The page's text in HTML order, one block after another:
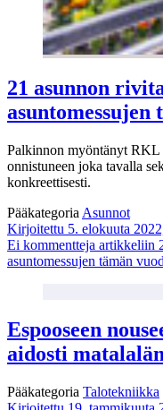
21 asunnon
Palkinnon myöntänyt RKL
onnistuneen joka tavalla
konkreettisesti.
Pääkategoria Asunnot
Kirjoitettu 5. elokuuta
Ei kommentteja artikkeliin
asuntomessujen tämän
Espooseen
aidosti
Pääkategoria Talotekniikka